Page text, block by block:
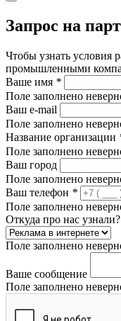
Запрос на
Чтобы узнать условия
промышленными
Ваше имя *
Поле заполнено
Ваш e-mail
Поле заполнено
Название организации
Поле заполнено
Ваш город
Поле заполнено
Ваш телефон *
Поле заполнено
Откуда про нас узнали?
Поле заполнено
Ваше сообщение
Поле заполнено